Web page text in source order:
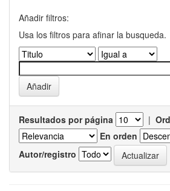
Añadir filtros:
Usa los filtros para afinar la busqueda.
Resultados por página |
En orden
Autor/registro